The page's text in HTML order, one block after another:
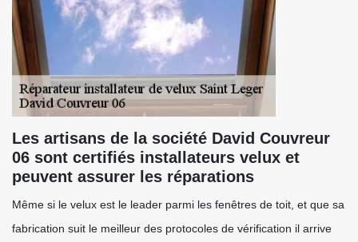
Les artisans de la société David Couvreur
06 sont certifiés installateurs velux et
peuvent assurer les réparations
Même si le velux est le leader parmi les fenêtres de toit, et que sa
fabrication suit le meilleur des protocoles de vérification il arrive